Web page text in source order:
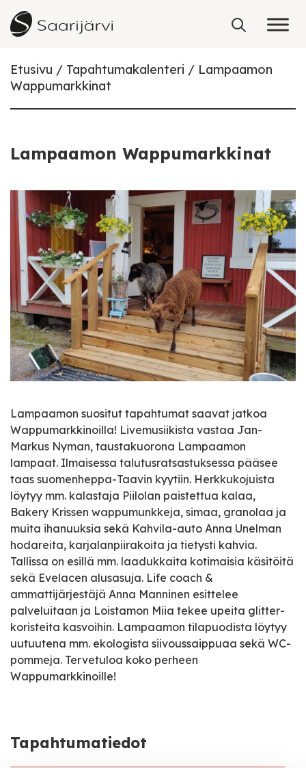
Skip to content
Etusivu Tapahtumakalenteri
Lampaamon
Wappumarkkinat
Lampaamon Wappumarkkinat
Lampaamon suositut tapahtumat saavat jatkoa
Wappumarkkinoilla! Livemusiikista vastaa Jan-
Markus Nyman, taustakuorona Lampaamon
lampaat. Ilmaisessa talutusratsastuksessa pääsee
taas suomenheppa-Taavin kyytiin. Herkkukojuista
löytyy mm. kalastaja Piilolan paistettua kalaa,
Bakery Krissen wappumunkkeja, simaa, granolaa ja
muita ihanuuksia sekä Kahvila-auto Anna Unelman
hodareita, karjalanpiirakoita ja tietysti kahvia.
Tallissa on esillä mm. laadukkaita kotimaisia käsitöitä
sekä Evelacen alusasuja. Life coach &
ammattijärjestäjä Anna Manninen esittelee
palveluitaan ja Loistamon Miia tekee upeita glitter-
koristeita kasvoihin. Lampaamon tilapuodista löytyy
uutuutena mm. ekologista siivoussaippuaa sekä WC-
pommeja. Tervetuloa koko perheen
Wappumarkkinoille!
Tapahtumatiedot